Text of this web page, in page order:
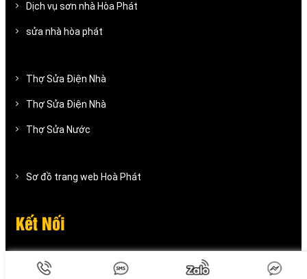
Dịch vụ sơn nhà Hòa Phát
sửa nhà hòa phát
Thợ Sửa Điện Nhà
Thợ Sửa Điện Nhà
Thợ Sửa Nước
Sơ đồ trang web Hoà Phát
Kết Nối